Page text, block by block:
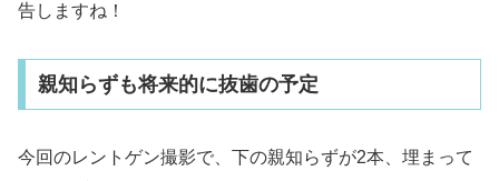
告しますね！
親知らずも将来的に抜歯の予定
今回のレントゲン撮影で、下の親知らずが2本、埋まって